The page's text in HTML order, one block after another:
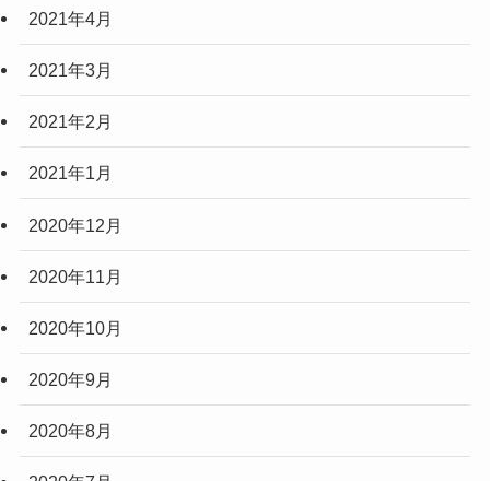
2021年4月
2021年3月
2021年2月
2021年1月
2020年12月
2020年11月
2020年10月
2020年9月
2020年8月